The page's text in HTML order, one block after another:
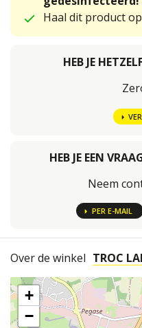
Haal dit product
HEB JE
HEB JE EEN
Neem
PER E-MAIL
Over de winkel TROC
+
−